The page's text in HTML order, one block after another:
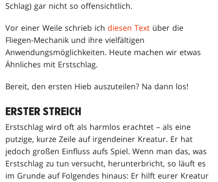
Schlag) gar nicht so offensichtlich.
Vor einer Weile schrieb ich diesen Text über die
Fliegen-Mechanik und ihre vielfältigen
Anwendungsmöglichkeiten. Heute machen wir etwas
Ähnliches mit Erstschlag.
Bereit, den ersten Hieb auszuteilen? Na dann los!
ERSTER STREICH
Erstschlag wird oft als harmlos erachtet – als eine
putzige, kurze Zeile auf irgendeiner Kreatur. Er hat
jedoch großen Einfluss aufs Spiel. Wenn man das, was
Erstschlag zu tun versucht, herunterbricht, so läuft es
im Grunde auf Folgendes hinaus: Er hilft eurer Kreatur